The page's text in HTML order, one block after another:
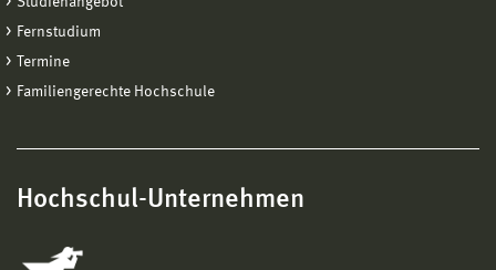
Fernstudium
Termine
Familiengerechte Hochschule
Hochschul-Unternehmen